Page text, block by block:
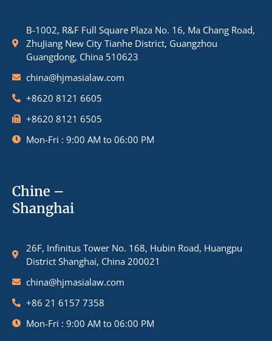
B-1002, R&F Full Square Plaza No. 16, Ma Chang Road,
ZhuJiang New City Tianhe District, Guangzhou
Guangdong, China 510623
china@hjmasialaw.com
+8620 8121 6605
+8620 8121 6505
Mon-Fri : 9:00 AM to 06:00 PM
Chine –
Shanghai
26F, Infinitus Tower No. 168, Hubin Road, Huangpu
District Shanghai, China 200021
china@hjmasialaw.com
+86 21 6157 7358
Mon-Fri : 9:00 AM to 06:00 PM